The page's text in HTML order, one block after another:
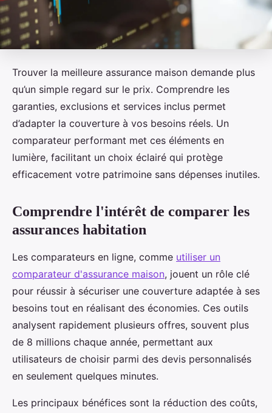
Trouver la meilleure assurance maison demande plus
qu’un simple regard sur le prix. Comprendre les
garanties, exclusions et services inclus permet
d’adapter la couverture à vos besoins réels. Un
comparateur performant met ces éléments en
lumière, facilitant un choix éclairé qui protège
efficacement votre patrimoine sans dépenses inutiles.
Comprendre l'intérêt de comparer les
assurances habitation
Les comparateurs en ligne, comme utiliser un
comparateur d'assurance maison, jouent un rôle clé
pour réussir à sécuriser une couverture adaptée à ses
besoins tout en réalisant des économies. Ces outils
analysent rapidement plusieurs offres, souvent plus
de 8 millions chaque année, permettant aux
utilisateurs de choisir parmi des devis personnalisés
en seulement quelques minutes.
Les principaux bénéfices sont la réduction des coûts,